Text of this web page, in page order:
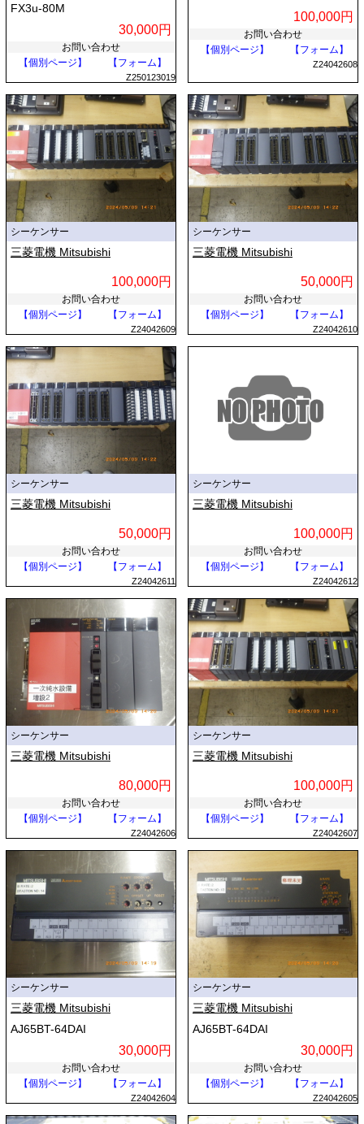
FX3u-80M
30,000円
お問い合わせ
【個別ページ】
【フォーム】
Z250123019
100,000円
お問い合わせ
【個別ページ】
【フォーム】
Z24042608
シーケンサー
三菱電機 Mitsubishi
100,000円
お問い合わせ
【個別ページ】
【フォーム】
Z24042609
シーケンサー
三菱電機 Mitsubishi
50,000円
お問い合わせ
【個別ページ】
【フォーム】
Z24042610
シーケンサー
三菱電機 Mitsubishi
50,000円
お問い合わせ
【個別ページ】
【フォーム】
Z24042611
シーケンサー
三菱電機 Mitsubishi
100,000円
お問い合わせ
【個別ページ】
【フォーム】
Z24042612
シーケンサー
三菱電機 Mitsubishi
80,000円
お問い合わせ
【個別ページ】
【フォーム】
Z24042606
シーケンサー
三菱電機 Mitsubishi
100,000円
お問い合わせ
【個別ページ】
【フォーム】
Z24042607
シーケンサー
三菱電機 Mitsubishi
AJ65BT-64DAI
30,000円
お問い合わせ
【個別ページ】
【フォーム】
Z24042604
シーケンサー
三菱電機 Mitsubishi
AJ65BT-64DAI
30,000円
お問い合わせ
【個別ページ】
【フォーム】
Z24042605